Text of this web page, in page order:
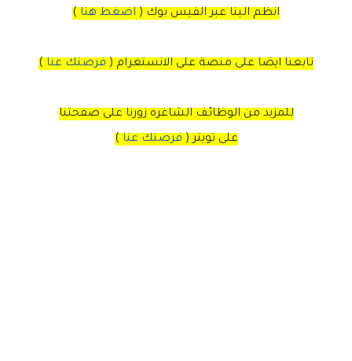
انظم الينا عبر الفيس بوك ( اضغط هنا )
تابعنا ايضا على منصة على الانستغرام ( فرصتك عنا )
للمزيد من الوظائف الشاغره زورنا على صفحتنا
على تويتر( فرصتك عنا )